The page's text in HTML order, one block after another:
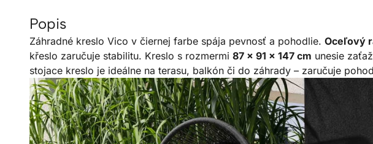
Popis
Záhradné kreslo Vico v čiernej farbe spája pevnosť a pohodlie. Oceľový
křeslo zaručuje stabilitu. Kreslo s rozmermi 87 × 91 × 147 cm unesie
stojace kreslo je ideálne na terasu, balkón či do záhrady – zaručuje